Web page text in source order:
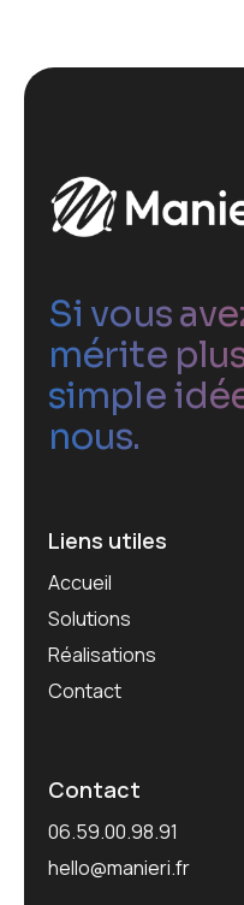
Si vous
mérite
simple
nous.
Liens utiles
Accueil
Solutions
Réalisations
Contact
Contact
06.59.00.98.91
hello@manieri.fr